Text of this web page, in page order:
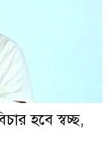
হবে স্বচ্ছ,